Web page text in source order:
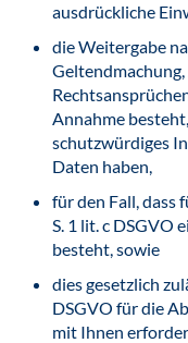
ausdrückliche
die Weitergabe
Annahme
schutzwürdiges
Daten haben,
für den Fall, dass
S. 1 lit. c DSGVO
besteht, sowie
dies gesetzlich
DSGVO für die
mit Ihnen